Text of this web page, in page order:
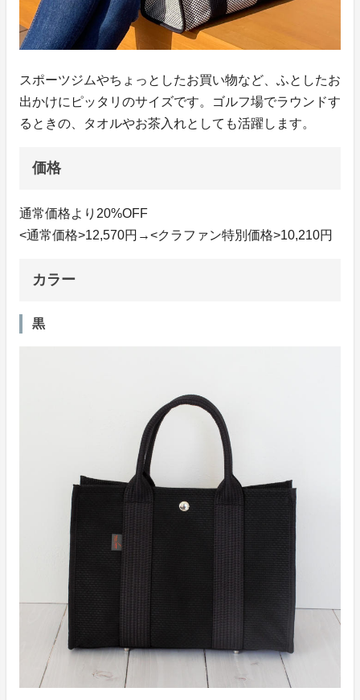
スポーツジムやちょっとしたお買い物など、ふとしたお
出かけにピッタリのサイズです。ゴルフ場でラウンドす
るときの、タオルやお茶入れとしても活躍します。
価格
通常価格より20%OFF
<通常価格>12,570円→<クラファン特別価格>10,210円
カラー
黒